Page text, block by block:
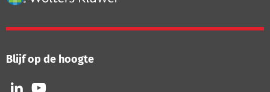
Blijf op de hoogte
Volg
Volg